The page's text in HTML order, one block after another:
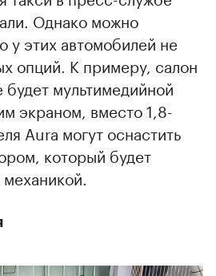
Однако можно
у этих автомобилей не
опций. К примеру, салон
будет мультимедийной
экраном, вместо 1,8-
Aura могут оснастить
который будет